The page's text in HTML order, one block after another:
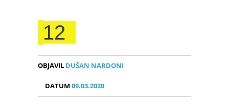
12
OBJAVIL DUŠAN NARDONI
DATUM09.03.2020